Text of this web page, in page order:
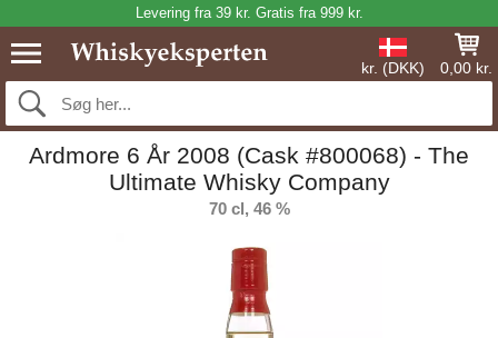
Levering fra 39 kr. Gratis fra 999 kr.
kr. (DKK) 0,00 kr.
Ardmore 6 År 2008 (Cask #800068) - The
Ultimate Whisky Company
70 cl, 46 %